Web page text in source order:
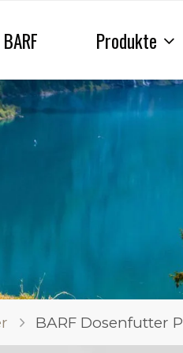
BARF Produkte
BARF Dosenfutter